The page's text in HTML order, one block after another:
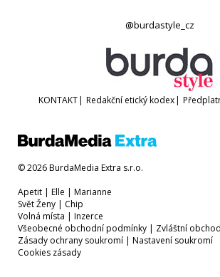
@burdastyle_cz
KONTAKT| Redakční etický kodex|
© 2026 BurdaMedia Extra s.r.o.
Apetit | Elle | Marianne
Svět Ženy | Chip
Volná místa | Inzerce
Všeobecné obchodní podmínky | Zvláštní
Zásady ochrany soukromí | Nastavení soukromí
Cookies zásady